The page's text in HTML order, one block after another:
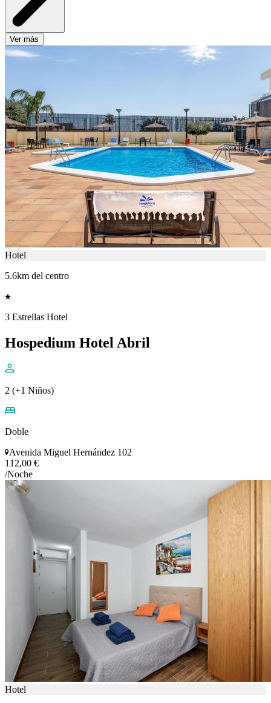
Ver más
Hotel
5.6km del centro
3 Estrellas Hotel
Hospedium Hotel Abril
2 (+1 Niños)
Doble
Avenida Miguel Hernández 102
112,00 €
/Noche
Hotel